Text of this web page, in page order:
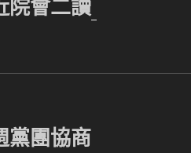
黨團協商